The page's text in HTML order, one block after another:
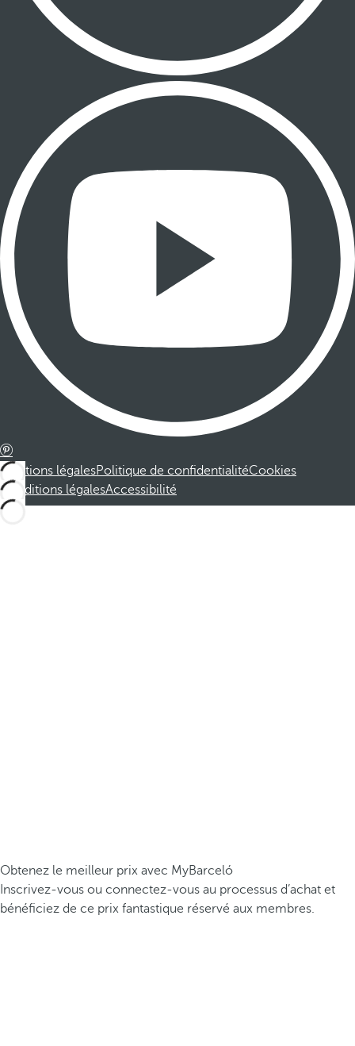
Mentions légalesPolitique de confidentialitéCookies
Conditions légalesAccessibilité
Obtenez le meilleur prix avec MyBarceló
Inscrivez-vous ou connectez-vous au processus d’achat et
bénéficiez de ce prix fantastique réservé aux membres.